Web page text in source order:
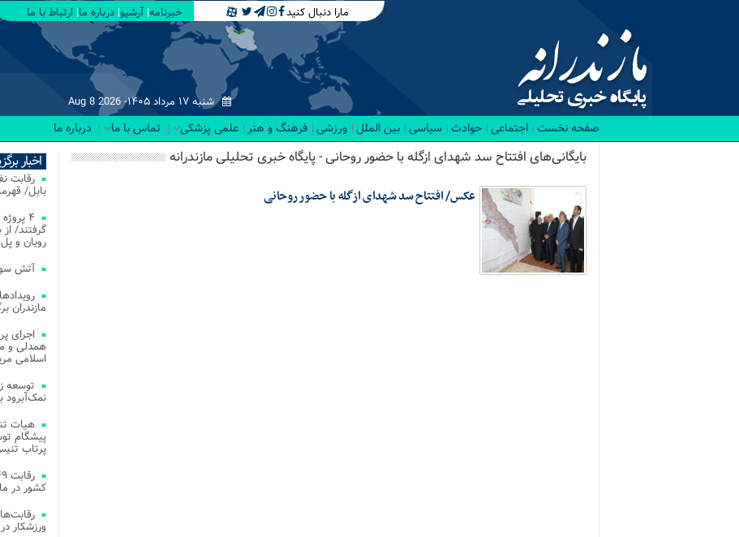
مارا دنبال کنید خبرنامه آرشیو درباره ما ارتباط با ما
شنبه ۱۷ مرداد ۱۴۰۵- Aug 8 2026
صفحه نخست اجتماعی حوادث سیاسی بین الملل ورزشی فرهنگ و هنر علمی پزشکی تماس با ما درباره ما
بایگانی‌های افتتاح سد شهدای ازگله با حضور روحانی - پایگاه خبری تحلیلی مازندرانه
عکس/ افتتاح سد شهدای ازگله با حضور روحانی
اخبار
بابل/
۴
گرفتند/
رویان و
آتش‌ سوزی‌ های ۲
مازندران
اجرای
همدلی و
اسلامی
توسعه
نمک‌آبرود
هیات
پیشگام
پرتاب
کشور در
ورزشکار